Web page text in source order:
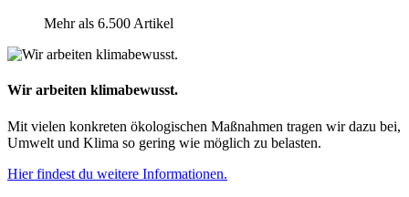
Mehr als 6.500 Artikel
Wir arbeiten klimabewusst.
Mit vielen konkreten ökologischen Maßnahmen tragen wir dazu bei,
Umwelt und Klima so gering wie möglich zu belasten.
Hier findest du weitere Informationen.